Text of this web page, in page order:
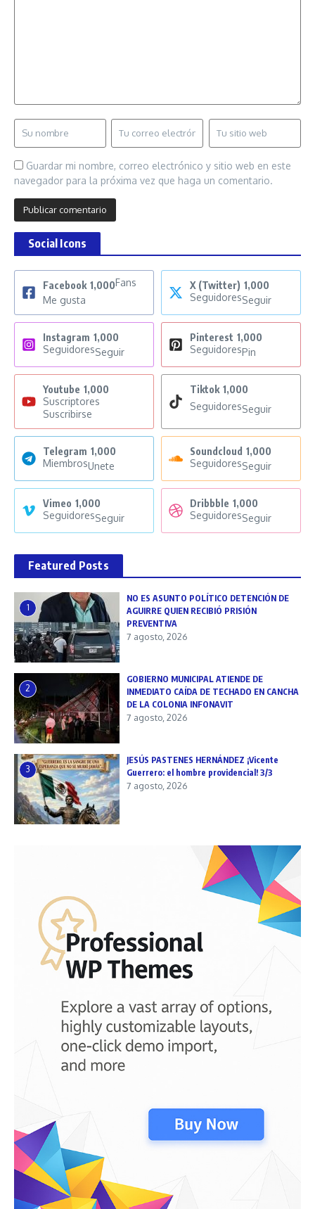
Guardar mi nombre, correo electrónico y sitio web en este
navegador para la próxima vez que haga un comentario.
Social Icons
Facebook 1,000Fans
Me gusta
X (Twitter) 1,000
SeguidoresSeguir
Instagram 1,000
SeguidoresSeguir
Pinterest 1,000
SeguidoresPin
Youtube 1,000
Suscriptores
Suscribirse
Tiktok 1,000
SeguidoresSeguir
Telegram 1,000
MiembrosUnete
Soundcloud 1,000
SeguidoresSeguir
Vimeo 1,000
SeguidoresSeguir
Dribbble 1,000
SeguidoresSeguir
Featured Posts
1
NO ES ASUNTO POLÍTICO DETENCIÓN DE
AGUIRRE QUIEN RECIBIÓ PRISIÓN
PREVENTIVA
7 agosto, 2026
2
GOBIERNO MUNICIPAL ATIENDE DE
INMEDIATO CAÍDA DE TECHADO EN CANCHA
DE LA COLONIA INFONAVIT
7 agosto, 2026
3
JESÚS PASTENES HERNÁNDEZ ¡Vicente
Guerrero: el hombre providencial! 3/3
7 agosto, 2026